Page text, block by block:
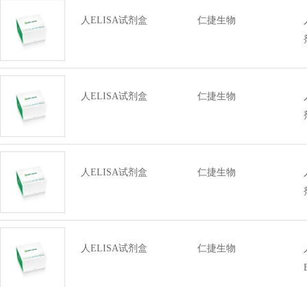
人ELISA试剂盒 仁捷生物
人ELISA试剂盒 仁捷生物
人ELISA试剂盒 仁捷生物
人ELISA试剂盒 仁捷生物